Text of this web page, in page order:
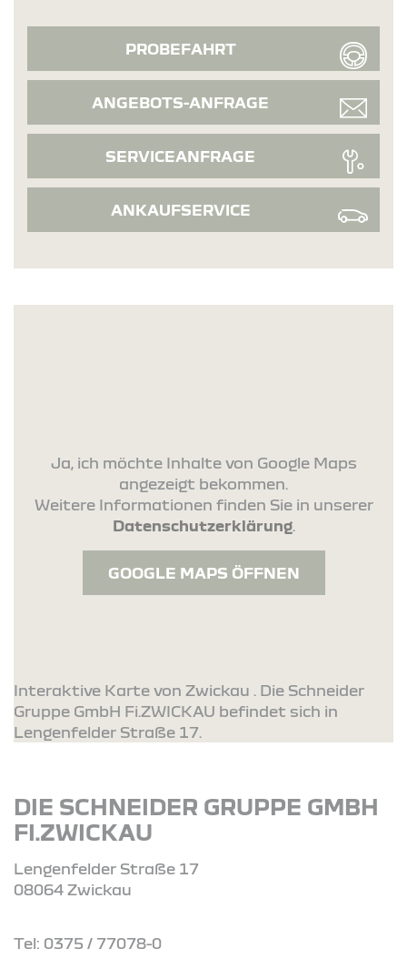
PROBEFAHRT
ANGEBOTS-ANFRAGE
SERVICEANFRAGE
ANKAUFSERVICE
Ja, ich möchte Inhalte von Google Maps
angezeigt bekommen.
Weitere Informationen finden Sie in unserer
Datenschutzerklärung.
GOOGLE MAPS ÖFFNEN
Interaktive Karte von Zwickau . Die Schneider
Gruppe GmbH Fi.ZWICKAU befindet sich in
Lengenfelder Straße 17.
DIE SCHNEIDER GRUPPE GMBH
FI.ZWICKAU
Lengenfelder Straße 17
08064 Zwickau
Tel: 0375 / 77078-0